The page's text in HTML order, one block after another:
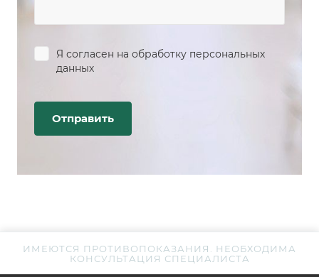
Я согласен на обработку персональных
данных
ИМЕЮТСЯ ПРОТИВОПОКАЗАНИЯ. НЕОБХОДИМА
КОНСУЛЬТАЦИЯ СПЕЦИАЛИСТА